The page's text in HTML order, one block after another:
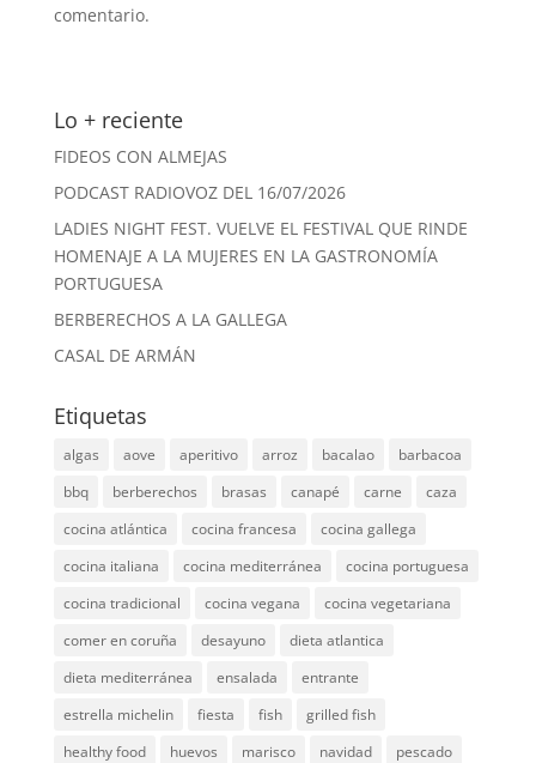
comentario.
Lo + reciente
FIDEOS CON ALMEJAS
PODCAST RADIOVOZ DEL 16/07/2026
LADIES NIGHT FEST. VUELVE EL FESTIVAL QUE RINDE
HOMENAJE A LA MUJERES EN LA GASTRONOMÍA
PORTUGUESA
BERBERECHOS A LA GALLEGA
CASAL DE ARMÁN
Etiquetas
algas aove aperitivo arroz bacalao
barbacoa
bbq
berberechos brasas canapé carne
caza
cocina atlántica
cocina francesa
cocina gallega
cocina italiana
cocina mediterránea
cocina portuguesa
cocina tradicional
cocina vegana
cocina vegetariana
comer en coruña
desayuno
dieta atlantica
dieta mediterránea
ensalada
entrante
estrella michelin
fiesta fish
grilled fish
healthy food
huevos marisco navidad
pescado